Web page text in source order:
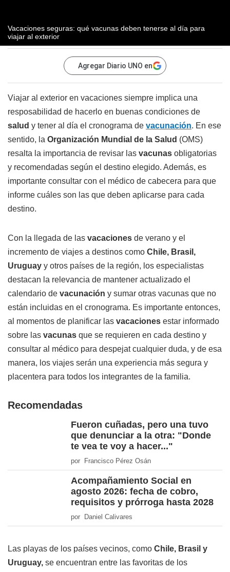
Vacaciones seguras: qué vacunas deben tenerse al día para
viajar al exterior
Agregar Diario UNO en
Viajar al exterior en vacaciones siempre implica una
resposabilidad de hacerlo en buenas condiciones de
salud y tener al día el cronograma de vacunación. En ese
sentido, la Organización Mundial de la Salud (OMS)
resalta la importancia de revisar las vacunas obligatorias
y recomendadas según el destino elegido. Además, es
importante consultar con el médico de cabecera para que
informe cuáles son las que deben aplicarse para cada
destino.
Con la llegada de las vacaciones de verano y el
incremento de viajes a destinos como Chile, Brasil,
Uruguay y otros países de la región, los especialistas
destacan la relevancia de mantener actualizado el
calendario de vacunación y sumar otras vacunas que no
están incluidas en el cronograma. Es importante entonces,
al momentos de planificar las vacaciones estar informado
sobre las vacunas que se requieren en cada destino y
consultar al médico para despejat cualquier duda, y de esa
manera, los viajes serán una experiencia más segura y
placentera para todos los integrantes de la familia.
Recomendadas
Fueron cuñadas, pero una tuvo
que denunciar a la otra: "Donde
te vea te voy a hacer..."
por Francisco Pérez Osán
Acompañamiento Social en
agosto 2026: fecha de cobro,
requisitos y prórroga hasta 2028
por Daniel Calivares
Las playas de los países vecinos, como Chile, Brasil y
Uruguay, se encuentran entre las favoritas de los